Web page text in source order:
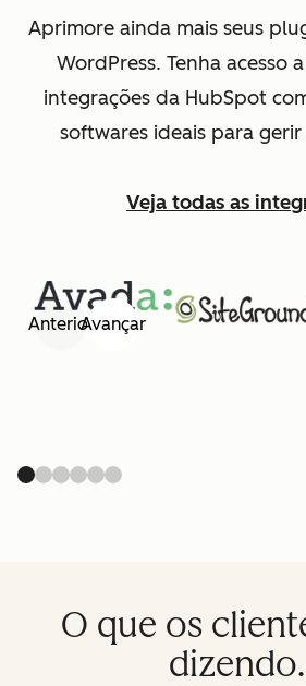
Aprimore ainda mais seus
WordPress. Tenha acesso
integrações da HubSpot
softwares ideais para gerir
Veja todas as
AnteriorAvançar
O que os